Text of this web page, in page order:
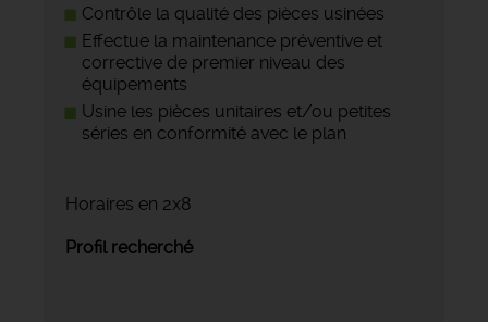
Contrôle la qualité des pièces usinées
Effectue la maintenance préventive et
corrective de premier niveau des
équipements
Usine les pièces unitaires et/ou petites
séries en conformité avec le plan
Horaires en 2x8
Profil recherché